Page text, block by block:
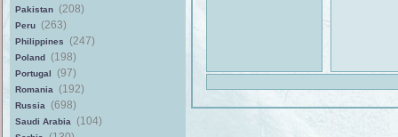
Pakistan (208)
Peru (263)
Philippines (247)
Poland (198)
Portugal (97)
Romania (192)
Russia (698)
Saudi Arabia (104)